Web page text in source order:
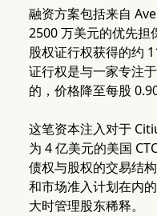
融资方案包括来自
2500 万美元的优先担
股权证行权获得的约
证行权是与一家专注
的，价格降至每股 0.90
这笔资本注入对于
为 4 亿美元的美国
债权与股权的交易结
和市场准入计划在内
大时管理股东稀释。